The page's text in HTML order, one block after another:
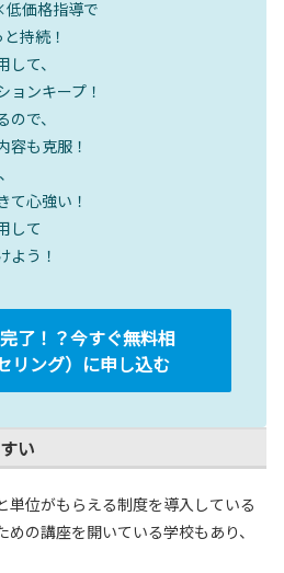
価格指導で
持続！
して、
ョンキープ！
ので、
も克服！
て心強い！
して
よう！
了！？今すぐ無料相
リング）に申し込む
い
単位がもらえる制度を導入している
の講座を開いている学校もあり、